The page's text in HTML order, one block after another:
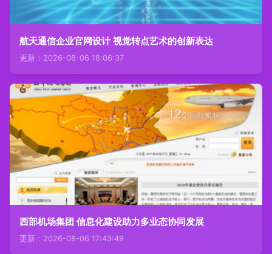
航天通信企业官网设计 视觉转点艺术的创新表达
更新：2026-08-06 18:06:37
西部机场集团 信息化建设助力多业态协同发展
更新：2026-08-06 17:43:49